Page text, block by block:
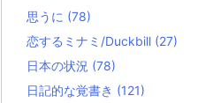
思うに (78)
恋するミナミ/Duckbill (27)
日本の状況 (78)
日記的な覚書き (121)